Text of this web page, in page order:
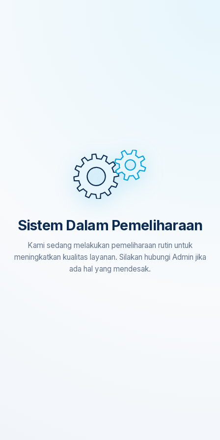
Sistem Dalam Pemeliharaan
Kami sedang melakukan pemeliharaan rutin untuk
meningkatkan kualitas layanan. Silakan hubungi Admin jika
ada hal yang mendesak.